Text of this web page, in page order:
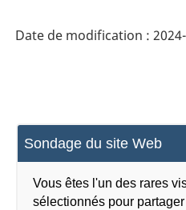
Sondage du site Web
Vous êtes l'un des rares
sélectionnés pour
l'Amérique
2022
version
1.0
Date de modification :